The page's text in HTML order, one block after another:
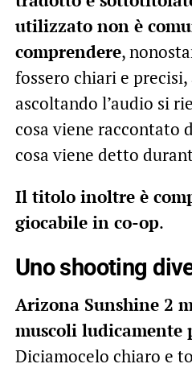
utilizzato non è
comprendere,
fossero chiari e precisi,
ascoltando l’audio si
cosa viene raccontato
cosa viene detto
Il titolo inoltre è
giocabile in co-op.
Uno shooting
Arizona Sunshine 2
muscoli ludicamente
Diciamocelo chiaro e